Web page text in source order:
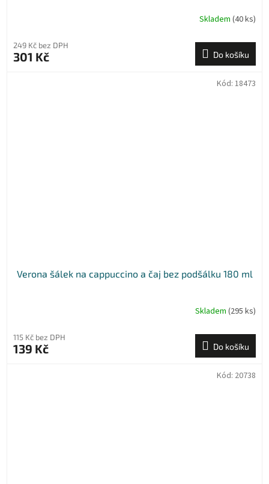
Skladem (40 ks)
249 Kč bez DPH
301 Kč Do košíku
Verona šálek na cappuccino a čaj bez podšálku 180 ml
Skladem (295 ks)
115 Kč bez DPH
139 Kč Do košíku
Kód: 18473
Kód: 20738